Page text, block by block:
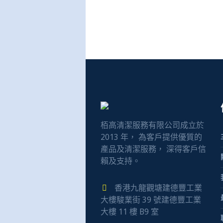
栢高清潔服務有限公司成立於
2013 年， 為客戶提供優質的
產品及清潔服務， 深得客戶信
賴及支持。
香港九龍觀塘建德豐工業
大樓駿業街 39 號建德豐工業
大樓 11 樓 B9 室